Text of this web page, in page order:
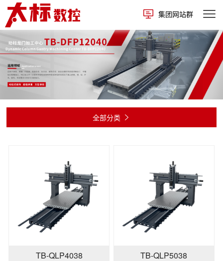
集团网站群
全部分类 
TB-QLP4038 TB-QLP5038